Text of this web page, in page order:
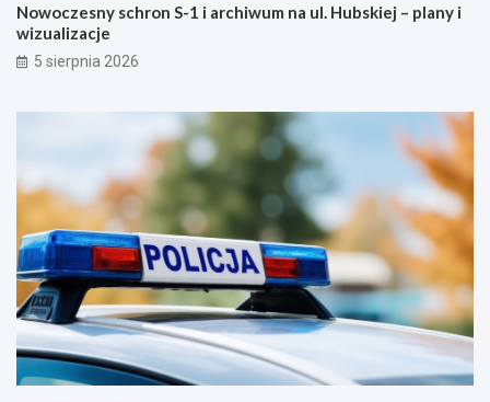
Nowoczesny schron S-1 i archiwum na ul. Hubskiej – plany i
wizualizacje
5 sierpnia 2026